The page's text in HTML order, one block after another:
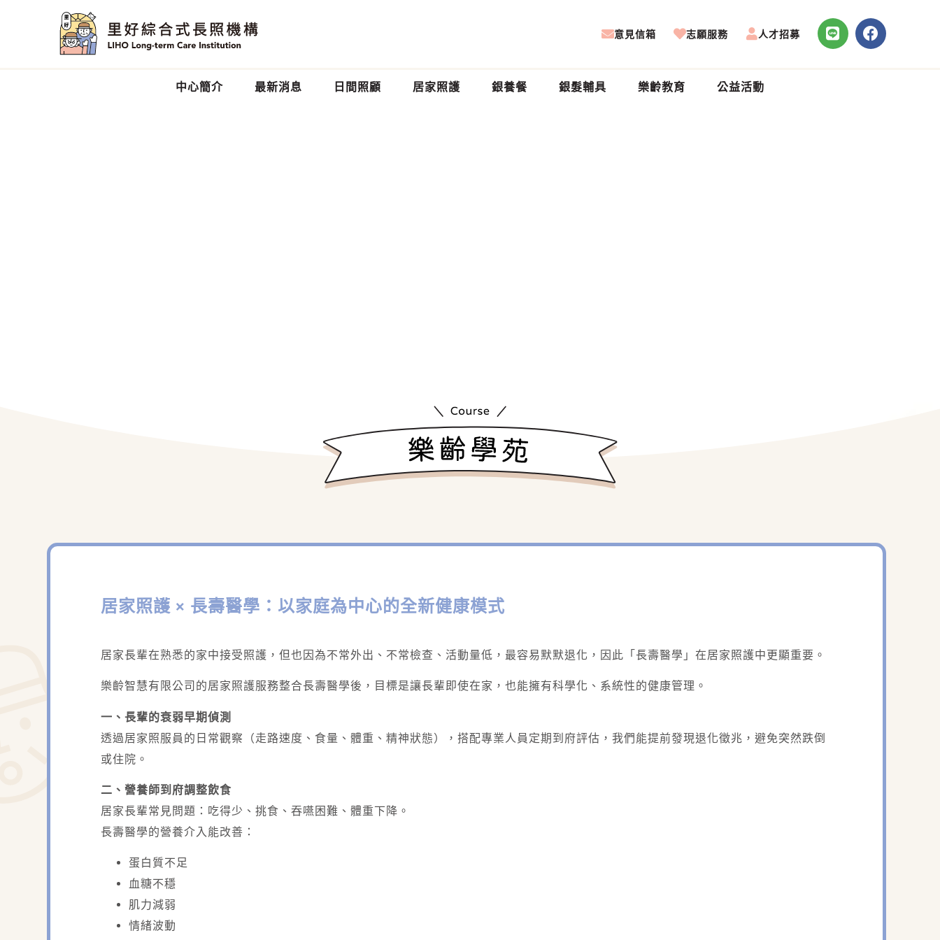
意見信箱 志願服務 人才招募
中心簡介 最新消息 日間照顧 居家照護 銀養餐 銀髮輔具 樂齡教育 公益活動
居家照護 × 長壽醫學：以家庭為中心的全新健康模式
居家長輩在熟悉的家中接受照護，但也因為不常外出、不常檢查、活動量低，最容易默默退化，因此「長壽醫學」在居家照護中更顯重要。
樂齡智慧有限公司的居家照護服務整合長壽醫學後，目標是讓長輩即使在家，也能擁有科學化、系統性的健康管理。
一、長輩的衰弱早期偵測
透過居家照服員的日常觀察（走路速度、食量、體重、精神狀態），搭配專業人員定期到府評估，我們能提前發現退化徵兆，避免突然跌倒
或住院。
二、營養師到府調整飲食
居家長輩常見問題：吃得少、挑食、吞嚥困難、體重下降。
長壽醫學的營養介入能改善：
蛋白質不足
血糖不穩
肌力減弱
情緒波動